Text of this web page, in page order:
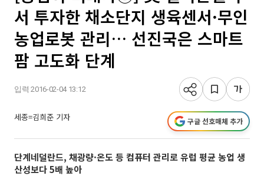
서 투자한 채소단지 생육센서·무인
농업로봇 관리… 선진국은 스마트
팜 고도화 단계
입력 2016-02-04 13:12
세종=김희준 기자 구글 선호매체 추가
단계네덜란드, 채광량·온도 등 컴퓨터 관리로 유럽 평균 농업 생
산성보다 5배 높아